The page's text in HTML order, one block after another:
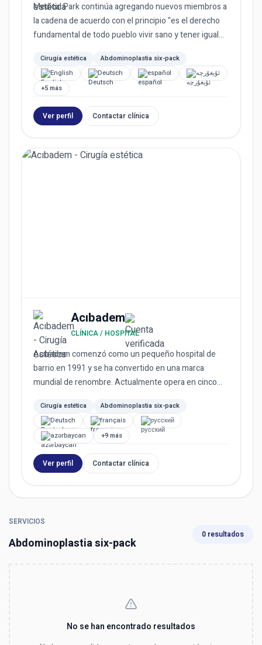
Medical Park continúa agregando nuevos miembros a
la cadena de acuerdo con el principio "es el derecho
fundamental de todo pueblo vivir sano y tener igual
Cirugía estética
Abdominoplastia six-pack
English
Deutsch español
ئۇيغۇرچە
+5 más
Ver perfil Contactar clínica
Acıbadem
CLÍNICA / HOSPITAL
Acıbadem comenzó como un pequeño hospital de
barrio en 1991 y se ha convertido en una marca
mundial de renombre. Actualmente opera en cinco
Cirugía estética
Abdominoplastia six-pack
Deutsch
français
русский
azərbaycan
+9 más
Ver perfil Contactar clínica
SERVICIOS
Abdominoplastia six-pack
0 resultados
No se han encontrado resultados